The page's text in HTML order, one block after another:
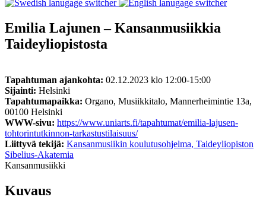
Emilia Lajunen – Kansanmusiikkia
Taideyliopistosta
Tapahtuman ajankohta: 02.12.2023 klo 12:00-15:00
Sijainti: Helsinki
Tapahtumapaikka: Organo, Musiikkitalo, Mannerheimintie 13a,
00100 Helsinki
WWW-sivu: https://www.uniarts.fi/tapahtumat/emilia-lajusen-
tohtorintutkinnon-tarkastustilaisuus/
Liittyvä tekijä: Kansanmusiikin koulutusohjelma, Taideyliopiston
Sibelius-Akatemia
Kansanmusiikki
Kuvaus